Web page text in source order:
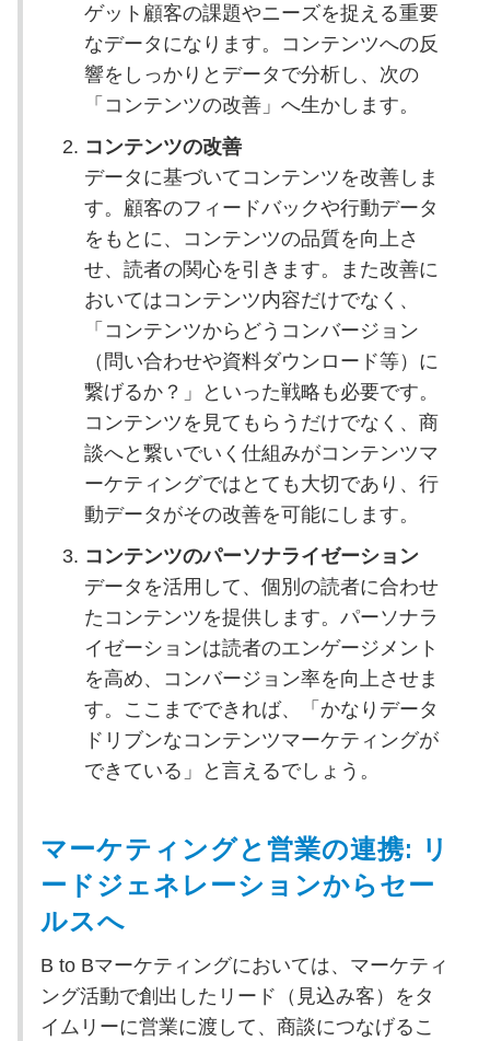
ゲット顧客の課題やニーズを捉える重要
なデータになります。コンテンツへの反
響をしっかりとデータで分析し、次の
「コンテンツの改善」へ生かします。
コンテンツの改善
データに基づいてコンテンツを改善しま
す。顧客のフィードバックや行動データ
をもとに、コンテンツの品質を向上さ
せ、読者の関心を引きます。また改善に
おいてはコンテンツ内容だけでなく、
「コンテンツからどうコンバージョン
（問い合わせや資料ダウンロード等）に
繋げるか？」といった戦略も必要です。
コンテンツを見てもらうだけでなく、商
談へと繋いでいく仕組みがコンテンツマ
ーケティングではとても大切であり、行
動データがその改善を可能にします。
コンテンツのパーソナライゼーション
データを活用して、個別の読者に合わせ
たコンテンツを提供します。パーソナラ
イゼーションは読者のエンゲージメント
を高め、コンバージョン率を向上させま
す。ここまでできれば、「かなりデータ
ドリブンなコンテンツマーケティングが
できている」と言えるでしょう。
マーケティングと営業の連携: リ
ードジェネレーションからセー
ルスへ
B to Bマーケティングにおいては、マーケティ
ング活動で創出したリード（見込み客）をタ
イムリーに営業に渡して、商談につなげるこ